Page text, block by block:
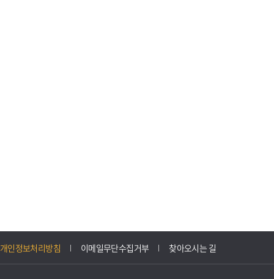
개인정보처리방침 이메일무단수집거부 찾아오시는 길